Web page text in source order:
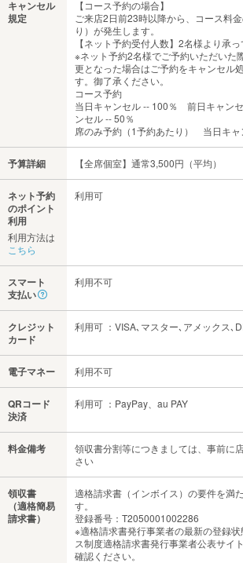
キャンセル
規定
【コース予約の場合】
ご来店2日前23時以降から、コース料
り）が発生します。
【ネット予約受付人数】2名様より承っ
※ネット予約2名様でご予約いただいた
更となった場合はご予約をキャンセル
す。御了承ください。
コース予約
当日キャンセル -- 100％ 前日キャン
ンセル -- 50％
席のみ予約（1予約あたり） 当日キャ
予算詳細 【全席個室】通常3,500円（平均）
ネット予約
のポイント
利用
利用方法は
こちら
利用可
スマート
支払い
利用不可
クレジット
カード
利用可 ：VISA､マスター､アメックス､
電子マネー 利用不可
QRコード
決済
利用可 ：PayPay、au PAY
料金備考
領収書分割等につきましては、事前に
さい
領収書
（適格簡易
請求書）
適格請求書（インボイス）の要件を満
す。
登録番号：T2050001002286
※適格請求書発行事業者の最新の登録
ス制度適格請求書発行事業者公表サイ
確認ください。